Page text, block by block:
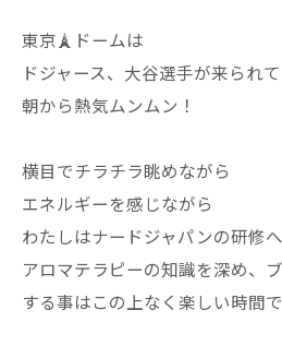
東京🗼ドームは
ドジャース、大谷選手が来られ
朝から熱気ムンムン！
横目でチラチラ眺めながら
エネルギーを感じながら
わたしはナードジャパンの研修へ
アロマテラピーの知識を深め、
する事はこの上なく楽しい時間